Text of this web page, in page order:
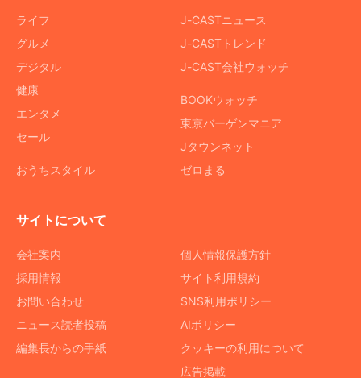
ライフ
グルメ
デジタル
健康
エンタメ
セール
おうちスタイル
J-CASTニュース
J-CASTトレンド
J-CAST会社ウォッチ
BOOKウォッチ
東京バーゲンマニア
Jタウンネット
ゼロまる
サイトについて
会社案内
採用情報
お問い合わせ
ニュース読者投稿
編集長からの手紙
個人情報保護方針
サイト利用規約
SNS利用ポリシー
AIポリシー
クッキーの利用について
広告掲載